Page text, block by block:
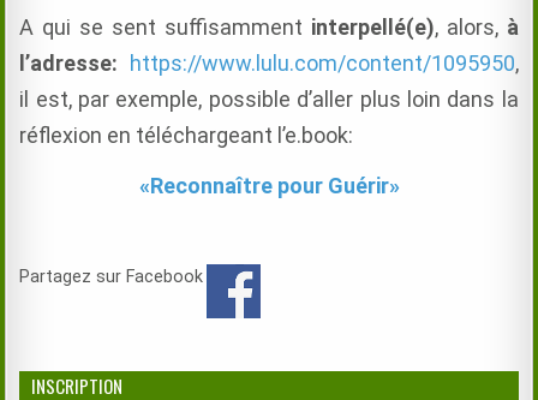
A qui se sent suffisamment interpellé(e), alors, à
l’adresse:
https://www.lulu.com/content/1095950,
il est, par exemple, possible d’aller plus loin dans la
réflexion en téléchargeant l’e.book:
«Reconnaître pour Guérir»
Partagez sur Facebook
INSCRIPTION